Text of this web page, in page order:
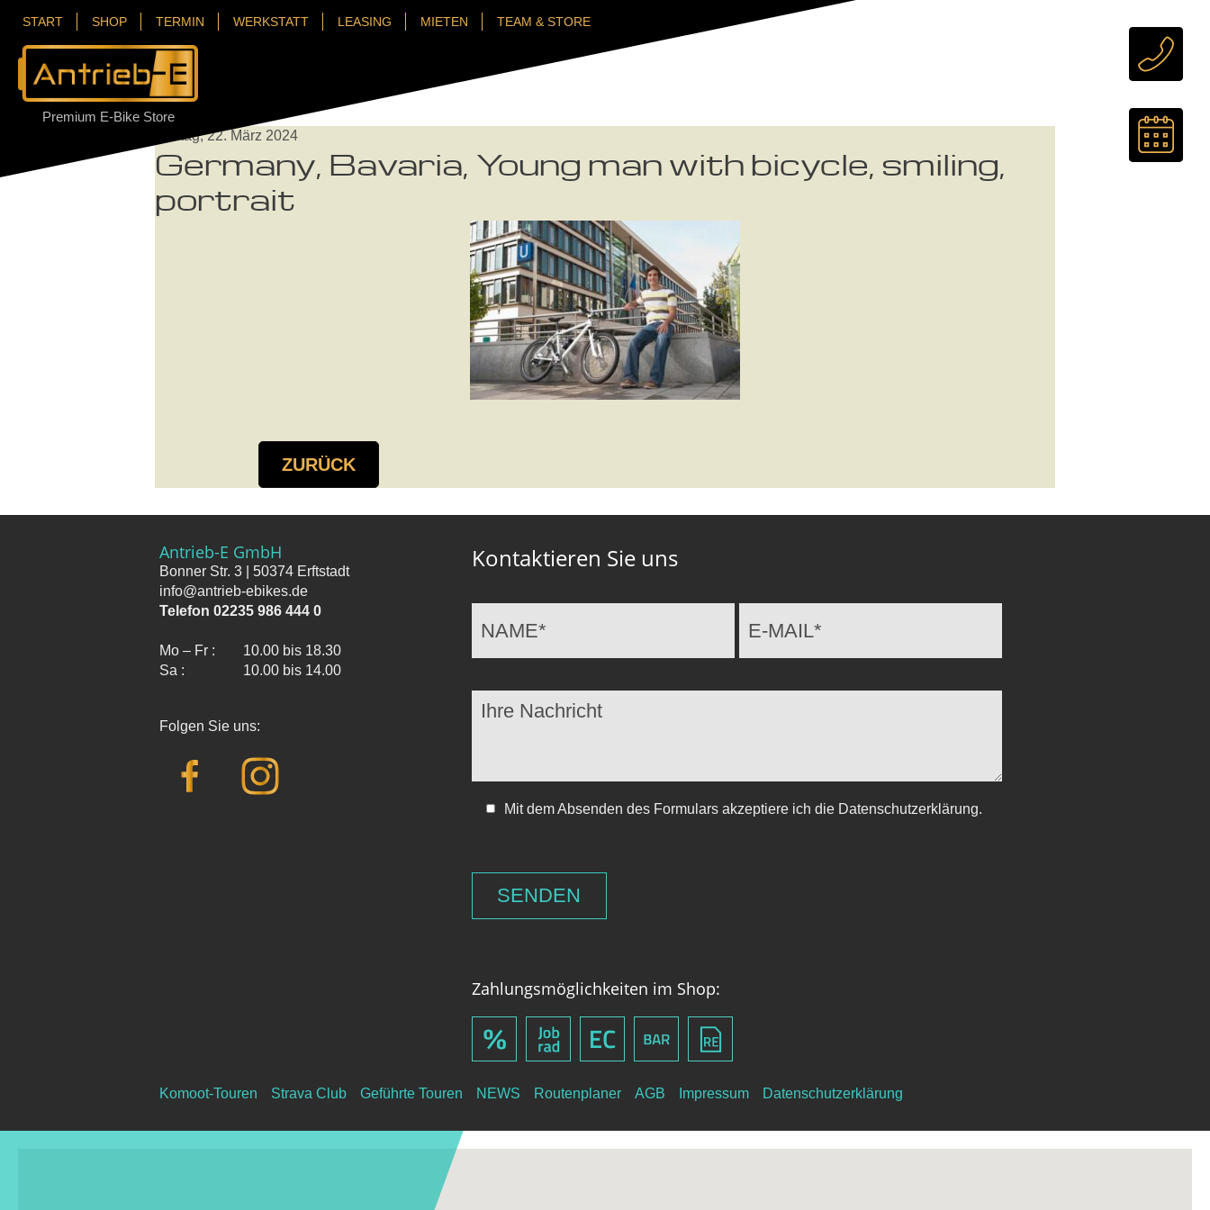
START SHOP TERMIN WERKSTATT LEASING MIETEN TEAM & STORE
Premium E-Bike Store
Freitag, 22. März 2024
Germany, Bavaria, Young man with bicycle, smiling,
portrait
ZURÜCK
Antrieb-E GmbH
Bonner Str. 3 | 50374 Erftstadt
info@antrieb-ebikes.de
Telefon 02235 986 444 0
Mo – Fr :
Sa :
10.00 bis 18.30
10.00 bis 14.00
Folgen Sie uns:
Kontaktieren Sie uns
Mit dem Absenden des Formulars akzeptiere ich die Datenschutzerklärung.
Zahlungsmöglichkeiten im Shop:
Komoot-Touren Strava Club Geführte Touren NEWS Routenplaner AGB Impressum Datenschutzerklärung